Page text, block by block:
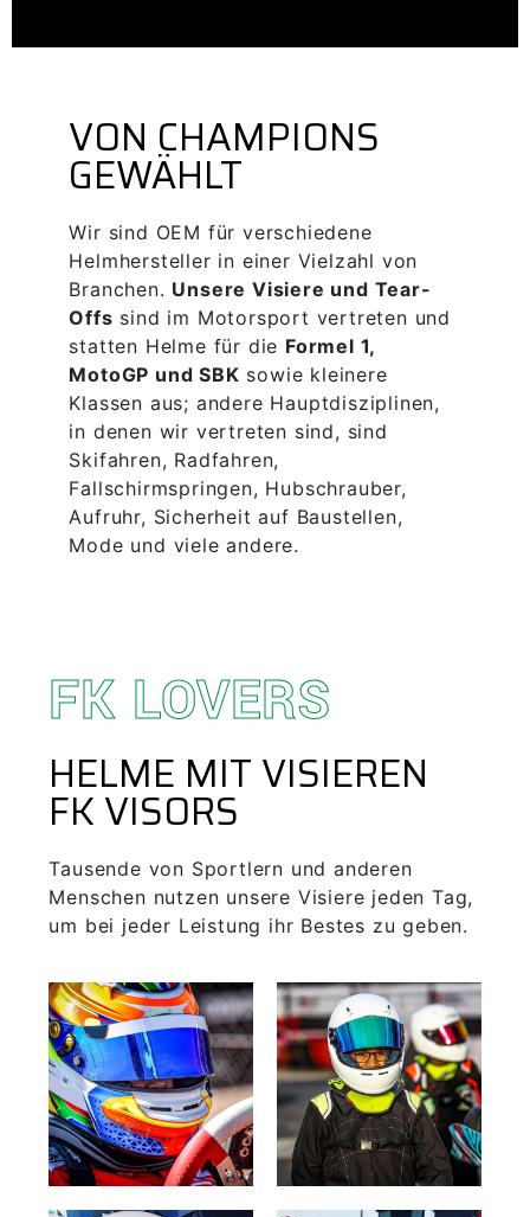
VON CHAMPIONS
GEWÄHLT
Wir sind OEM für verschiedene
Helmhersteller in einer Vielzahl von
Branchen. Unsere Visiere und Tear-
Offs sind im Motorsport vertreten und
statten Helme für die Formel 1,
MotoGP und SBK sowie kleinere
Klassen aus; andere Hauptdisziplinen,
in denen wir vertreten sind, sind
Skifahren, Radfahren,
Fallschirmspringen, Hubschrauber,
Aufruhr, Sicherheit auf Baustellen,
Mode und viele andere.
FK LOVERS
HELME MIT VISIEREN
FK VISORS
Tausende von Sportlern und anderen
Menschen nutzen unsere Visiere jeden Tag,
um bei jeder Leistung ihr Bestes zu geben.